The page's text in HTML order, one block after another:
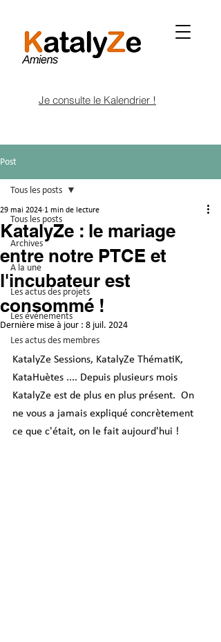
Je consulte le Kalendrier !
Post
Tous les posts
Archives
A la une
Les actus des projets
Les événements
Les actus des membres
Tous les posts
KatalyZe : le mariage
entre notre PTCE et
l'incubateur est
consommé !
29 mai 2024 1 min de lecture
Dernière mise à jour : 8 juil. 2024
KatalyZe Sessions, KatalyZe ThématiK,
KataHuètes .... Depuis plusieurs mois
KatalyZe est de plus en plus présent.  On
ne vous a jamais expliqué concrètement
ce que c'était, on le fait aujourd'hui !